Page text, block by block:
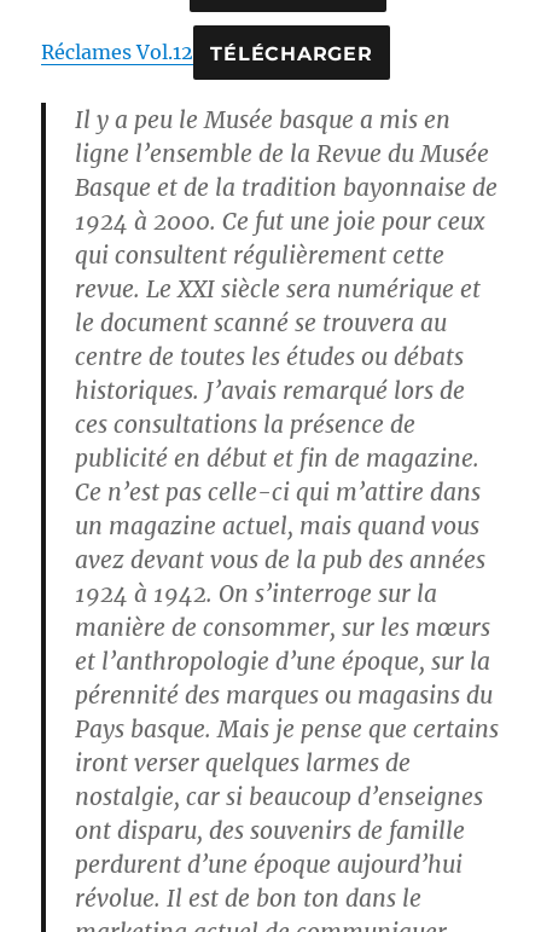
Réclames Vol.12 TÉLÉCHARGER
Il y a peu le Musée basque a mis en
ligne l’ensemble de la Revue du Musée
Basque et de la tradition bayonnaise de
1924 à 2000. Ce fut une joie pour ceux
qui consultent régulièrement cette
revue. Le XXI siècle sera numérique et
le document scanné se trouvera au
centre de toutes les études ou débats
historiques. J’avais remarqué lors de
ces consultations la présence de
publicité en début et fin de magazine.
Ce n’est pas celle-ci qui m’attire dans
un magazine actuel, mais quand vous
avez devant vous de la pub des années
1924 à 1942. On s’interroge sur la
manière de consommer, sur les mœurs
et l’anthropologie d’une époque, sur la
pérennité des marques ou magasins du
Pays basque. Mais je pense que certains
iront verser quelques larmes de
nostalgie, car si beaucoup d’enseignes
ont disparu, des souvenirs de famille
perdurent d’une époque aujourd’hui
révolue. Il est de bon ton dans le